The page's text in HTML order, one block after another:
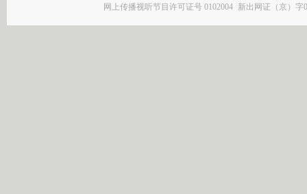
网上传播视听节目许可证号 0102004 新出网证（京）